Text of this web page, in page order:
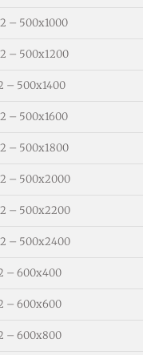
– 500х1000
– 500х1200
– 500х1400
– 500х1600
– 500х1800
– 500х2000
– 500х2200
– 500х2400
– 600х400
– 600х600
– 600х800